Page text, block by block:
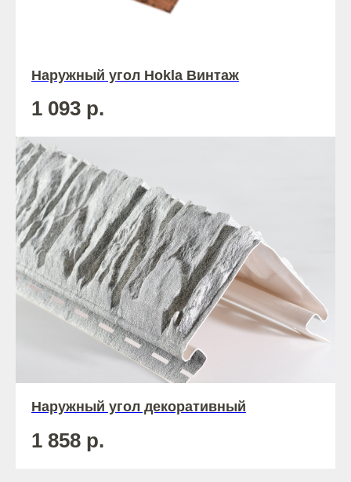
Наружный угол Hokla Винтаж
1 093 р.
Наружный угол декоративный
1 858 р.